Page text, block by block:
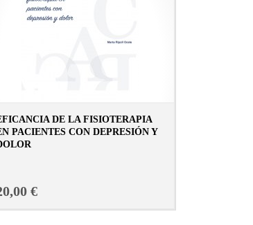
DE LA FISIOTERAPIA
PACIENTES CON DEPRESIÓN Y
€